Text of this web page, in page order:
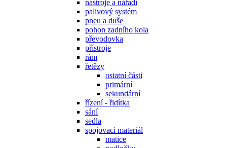
nástroje a nářadí
palivový systém
pneu a duše
pohon zadního kola
převodovka
přístroje
rám
řetězy
ostatní části
primární
sekundární
řízení - řidítka
sání
sedla
spojovací materiál
matice